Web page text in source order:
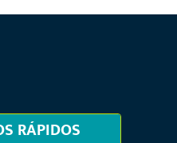
RÁPIDOS